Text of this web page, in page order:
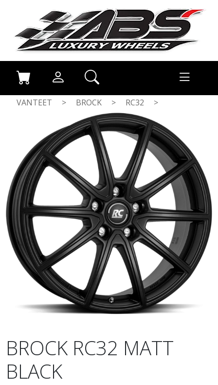
VANTEET > BROCK > RC32
>
BROCK RC32 MATT
BLACK